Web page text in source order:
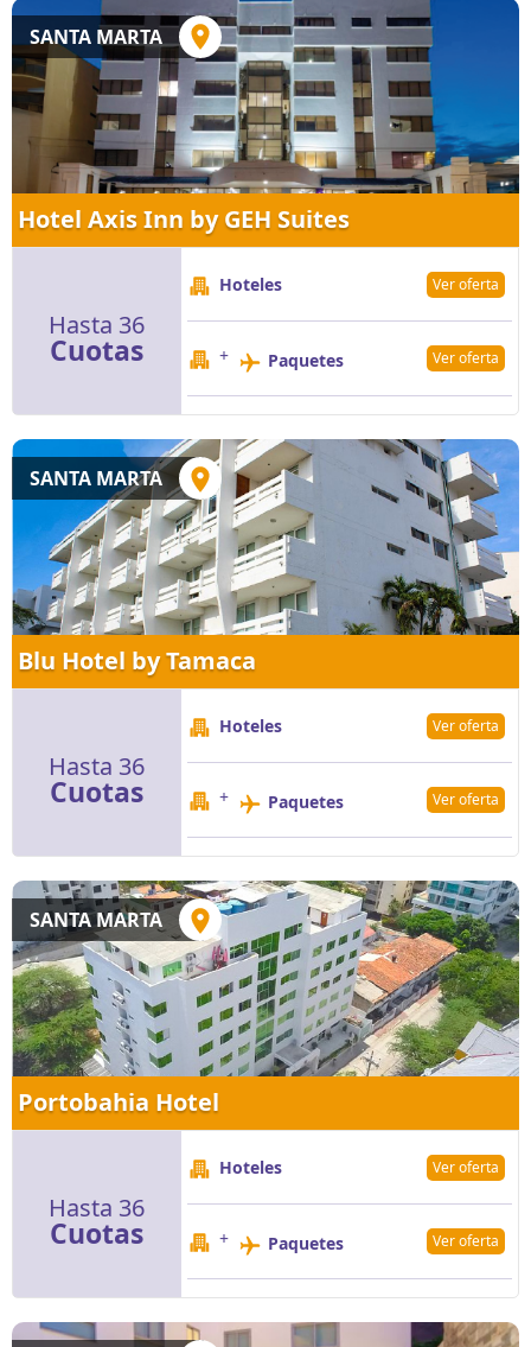
SANTA MARTA
Hotel Axis Inn by GEH Suites
Hasta 36
Cuotas
Hoteles Ver oferta
+ Paquetes Ver oferta
SANTA MARTA
Blu Hotel by Tamaca
Hasta 36
Cuotas
Hoteles Ver oferta
+ Paquetes Ver oferta
SANTA MARTA
Portobahia Hotel
Hasta 36
Cuotas
Hoteles Ver oferta
+ Paquetes Ver oferta